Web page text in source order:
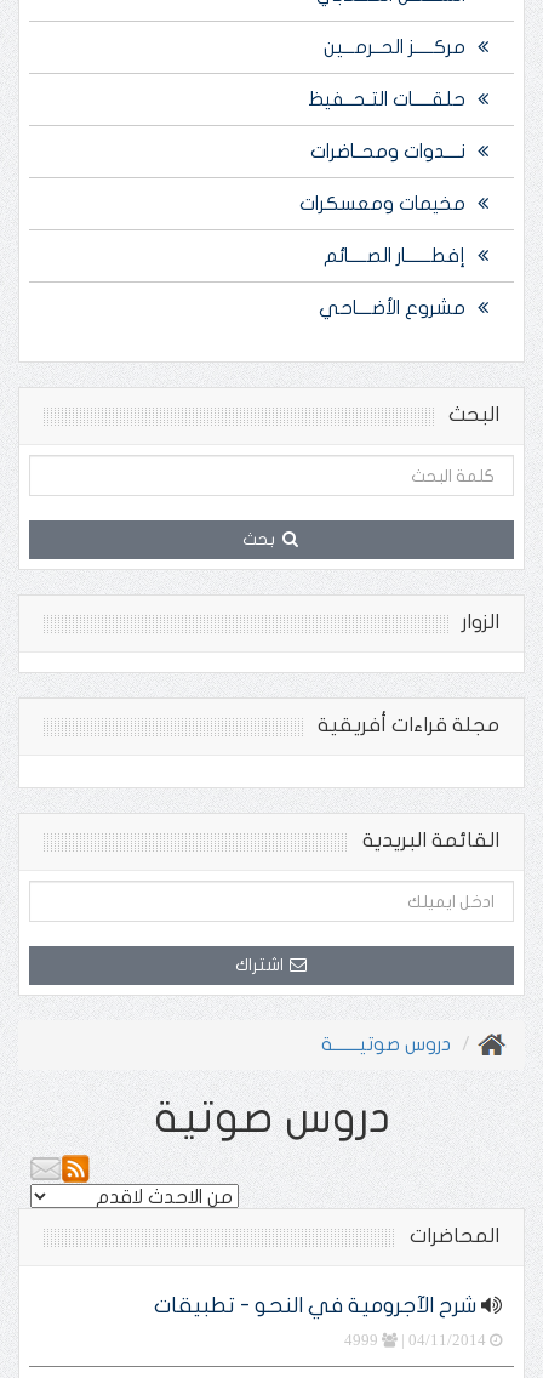
مركـــــز الحــرمـــين
حلقـــــات التـحــفيظ
نــــدوات ومحــاضرات
مخيمات ومعسكرات
إفطـــــــار الصـــــائم
مشروع الأضــــاحي
البحث
بحث
الزوار
مجلة قراءات أفريقية
القائمة البريدية
اشتراك
دروس صوتيـــــــة
دروس صوتية
المحاضرات
شرح الآجرومية في النحو - تطبيقات
04/11/2014 |
4999